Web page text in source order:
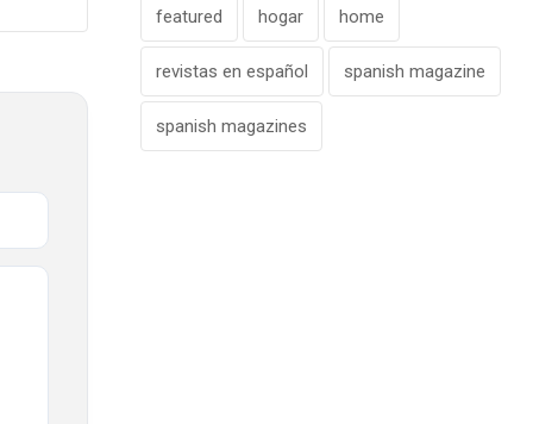
featured hogar home
revistas en español spanish magazine
spanish magazines